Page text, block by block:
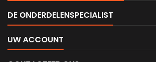
DE ONDERDELENSPECIALIST
UW ACCOUNT